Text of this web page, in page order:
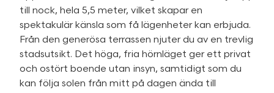
till nock, hela 5,5 meter, vilket skapar en
spektakulär känsla som få lägenheter kan erbjuda.
Från den generösa terrassen njuter du av en trevlig
stadsutsikt. Det höga, fria hörnläget ger ett privat
och ostört boende utan insyn, samtidigt som du
kan följa solen från mitt på dagen ända till